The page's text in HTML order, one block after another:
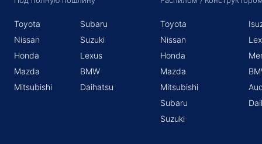
Toyota
Nissan
Honda
Mazda
Mitsubishi
Subaru
Suzuki
Lexus
BMW
Daihatsu
Toyota
Nissan
Honda
Mazda
Mitsubishi
Subaru
Suzuki